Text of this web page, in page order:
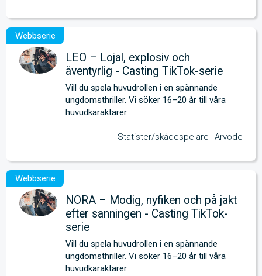
LEO – Lojal, explosiv och
äventyrlig - Casting TikTok-serie
Vill du spela huvudrollen i en spännande
ungdomsthriller. Vi söker 16–20 år till våra
huvudkaraktärer.
Statister/skådespelare Arvode
NORA – Modig, nyfiken och på jakt
efter sanningen - Casting TikTok-
serie
Vill du spela huvudrollen i en spännande
ungdomsthriller. Vi söker 16–20 år till våra
huvudkaraktärer.